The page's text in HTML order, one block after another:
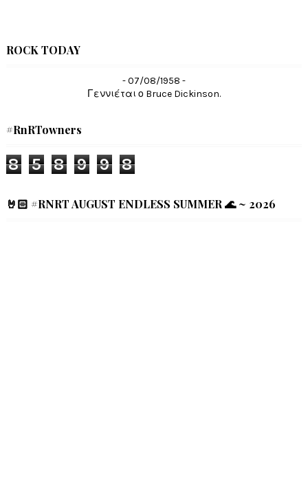
ROCK TODAY
- 07/08/1958 -
Γεννιέται ο Bruce Dickinson.
#RnRTowners
8 5 8 9 9 8
🤘🏻 #RNRT AUGUST ENDLESS SUMMER 🌊 ~ 2026